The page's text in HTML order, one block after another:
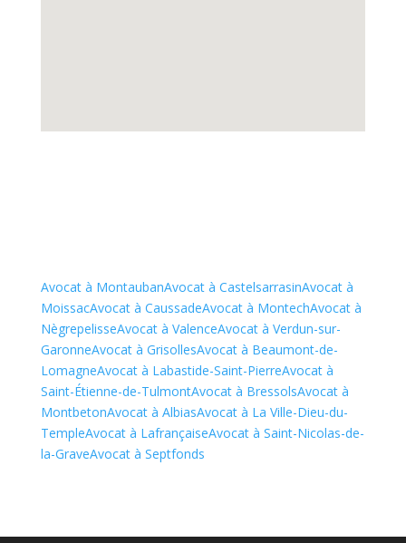
Avocat à MontaubanAvocat à CastelsarrasinAvocat à
MoissacAvocat à CaussadeAvocat à MontechAvocat à
NègrepelisseAvocat à ValenceAvocat à Verdun-sur-
GaronneAvocat à GrisollesAvocat à Beaumont-de-
LomagneAvocat à Labastide-Saint-PierreAvocat à
Saint-Étienne-de-TulmontAvocat à BressolsAvocat à
MontbetonAvocat à AlbiasAvocat à La Ville-Dieu-du-
TempleAvocat à LafrançaiseAvocat à Saint-Nicolas-de-
la-GraveAvocat à Septfonds